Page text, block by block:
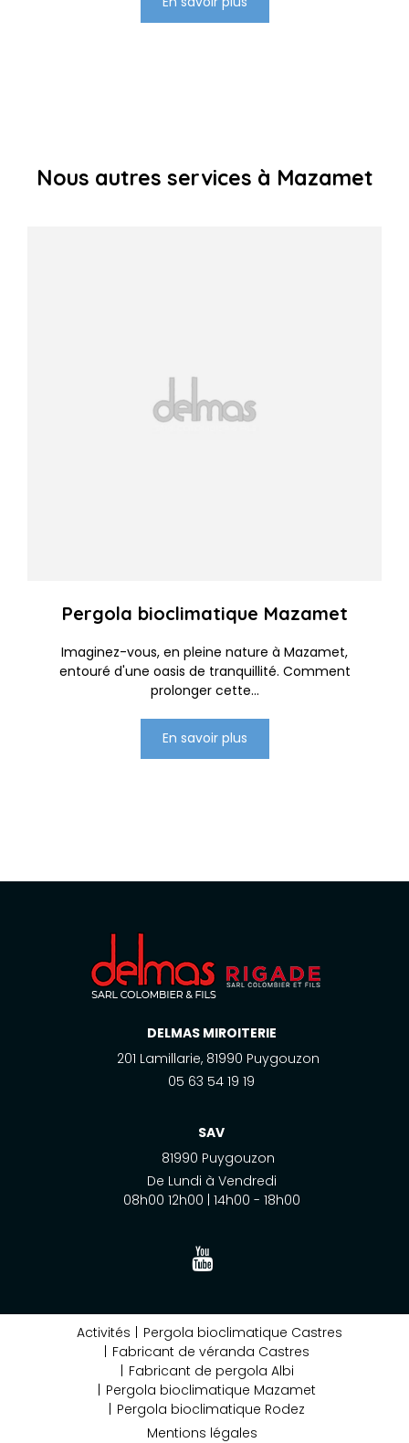
Nous autres services à Mazamet
Pergola bioclimatique Mazamet
Imaginez-vous, en pleine nature à Mazamet,
entouré d'une oasis de tranquillité. Comment
prolonger cette...
En savoir plus
DELMAS MIROITERIE
201 Lamillarie, 81990 Puygouzon
05 63 54 19 19
SAV
81990 Puygouzon
De Lundi à Vendredi
08h00 12h00 | 14h00 - 18h00
Activités
Pergola bioclimatique Castres
Fabricant de véranda Castres
Fabricant de pergola Albi
Pergola bioclimatique Mazamet
Pergola bioclimatique Rodez
Mentions légales